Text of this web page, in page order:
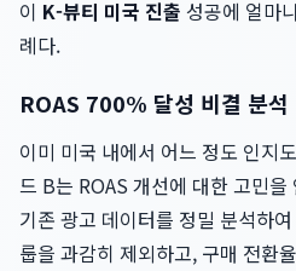
이 K-뷰티 미국 진출 성공에 얼마
례다.
ROAS 700% 달성 비결 분석
이미 미국 내에서 어느 정도 인지
드 B는 ROAS 개선에 대한 고민
기존 광고 데이터를 정밀 분석하
룹을 과감히 제외하고, 구매 전환